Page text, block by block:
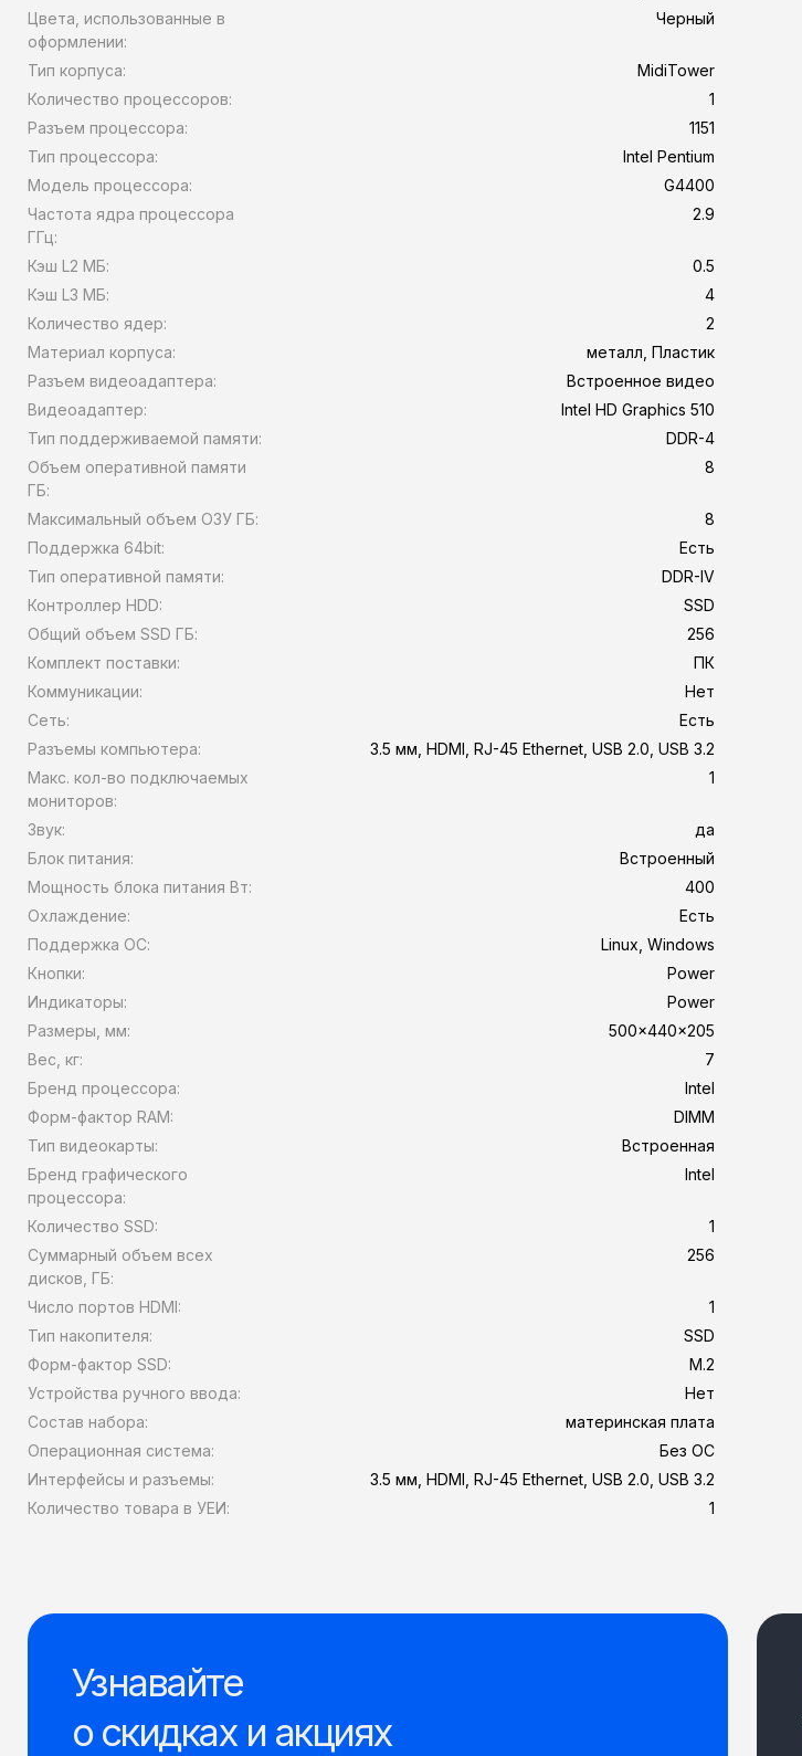
Цвета, использованные в
оформлении:
Черный
Тип корпуса:
MidiTower
Количество процессоров:
1
Разъем процессора:
1151
Тип процессора:
Intel Pentium
Модель процессора:
G4400
Частота ядра процессора
ГГц:
2.9
Кэш L2 МБ:
0.5
Кэш L3 МБ:
4
Количество ядер:
2
Материал корпуса:
металл, Пластик
Разъем видеоадаптера:
Встроенное видео
Видеоадаптер:
Intel HD Graphics 510
Тип поддерживаемой памяти:
DDR-4
Объем оперативной памяти
ГБ:
8
Максимальный объем ОЗУ ГБ:
8
Поддержка 64bit:
Есть
Тип оперативной памяти:
DDR-IV
Контроллер HDD:
SSD
Общий объем SSD ГБ:
256
Комплект поставки:
ПК
Коммуникации:
Нет
Сеть:
Есть
Разъемы компьютера:
3.5 мм, HDMI, RJ-45 Ethernet, USB 2.0, USB 3.2
Макс. кол-во подключаемых
мониторов:
1
Звук:
да
Блок питания:
Встроенный
Мощность блока питания Вт:
400
Охлаждение:
Есть
Поддержка ОС:
Linux, Windows
Кнопки:
Power
Индикаторы:
Power
Размеры, мм:
500x440x205
Вес, кг:
7
Бренд процессора:
Intel
Форм-фактор RAM:
DIMM
Тип видеокарты:
Встроенная
Бренд графического
процессора:
Intel
Количество SSD:
1
Суммарный объем всех
дисков, ГБ:
256
Число портов HDMI:
1
Тип накопителя:
SSD
Форм-фактор SSD:
M.2
Устройства ручного ввода:
Нет
Состав набора:
материнская плата
Операционная система:
Без ОС
Интерфейсы и разъемы:
3.5 мм, HDMI, RJ-45 Ethernet, USB 2.0, USB 3.2
Количество товара в УЕИ:
1
Узнавайте
о скидках и акциях